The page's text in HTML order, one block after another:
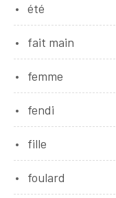
été
fait main
femme
fendi
fille
foulard